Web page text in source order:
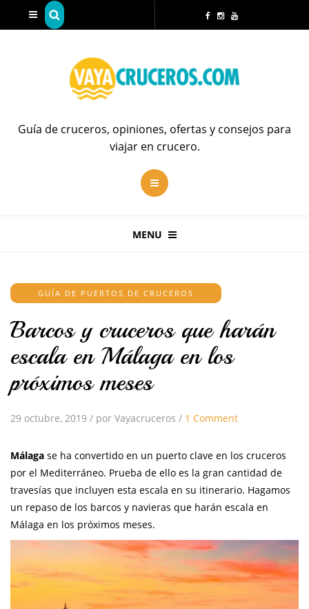
Guía de cruceros, opiniones, ofertas y consejos para
viajar en crucero.
MENU
GUÍA DE PUERTOS DE CRUCEROS
Barcos y cruceros que harán
escala en Málaga en los
próximos meses
29 octubre, 2019 / por Vayacruceros / 1 Comment
Málaga se ha convertido en un puerto clave en los cruceros
por el Mediterráneo. Prueba de ello es la gran cantidad de
travesías que incluyen esta escala en su itinerario. Hagamos
un repaso de los barcos y navieras que harán escala en
Málaga en los próximos meses.